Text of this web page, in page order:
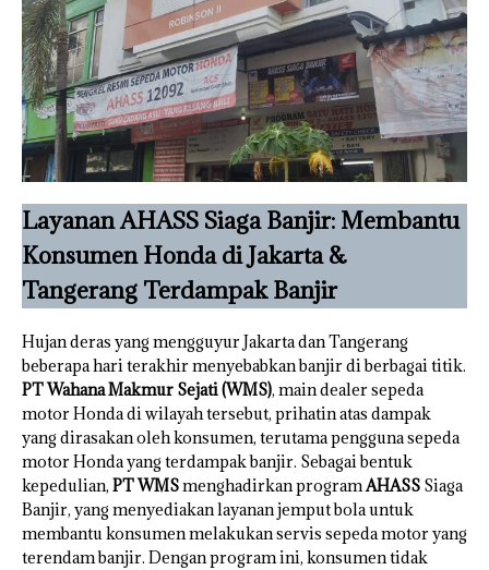
Layanan AHASS Siaga Banjir: Membantu
Konsumen Honda di Jakarta &
Tangerang Terdampak Banjir
Hujan deras yang mengguyur Jakarta dan Tangerang
beberapa hari terakhir menyebabkan banjir di berbagai titik.
PT Wahana Makmur Sejati (WMS), main dealer sepeda
motor Honda di wilayah tersebut, prihatin atas dampak
yang dirasakan oleh konsumen, terutama pengguna sepeda
motor Honda yang terdampak banjir. Sebagai bentuk
kepedulian, PT WMSmenghadirkan programAHASS Siaga
Banjir, yang menyediakan layanan jemput bola untuk
membantu konsumen melakukan servis sepeda motor yang
terendam banjir. Dengan program ini, konsumen tidak